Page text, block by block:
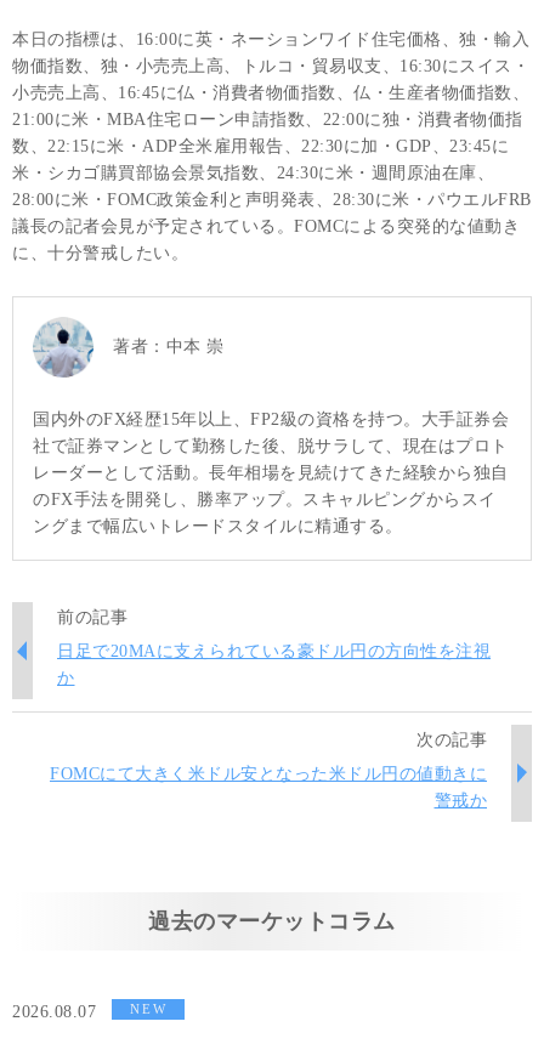
本日の指標は、16:00に英・ネーションワイド住宅価格、独・輸入
物価指数、独・小売売上高、トルコ・貿易収支、16:30にスイス・
小売売上高、16:45に仏・消費者物価指数、仏・生産者物価指数、
21:00に米・MBA住宅ローン申請指数、22:00に独・消費者物価指
数、22:15に米・ADP全米雇用報告、22:30に加・GDP、23:45に
米・シカゴ購買部協会景気指数、24:30に米・週間原油在庫、
28:00に米・FOMC政策金利と声明発表、28:30に米・パウエルFRB
議長の記者会見が予定されている。FOMCによる突発的な値動き
に、十分警戒したい。
著者： 中本 崇
国内外のFX経歴15年以上、FP2級の資格を持つ。大手証券会
社で証券マンとして勤務した後、脱サラして、現在はプロト
レーダーとして活動。長年相場を見続けてきた経験から独自
のFX手法を開発し、勝率アップ。スキャルピングからスイ
ングまで幅広いトレードスタイルに精通する。
前の記事
日足で20MAに支えられている豪ドル円の方向性を注視
か
次の記事
FOMCにて大きく米ドル安となった米ドル円の値動きに
警戒か
過去のマーケットコラム
2026.08.07 NEW